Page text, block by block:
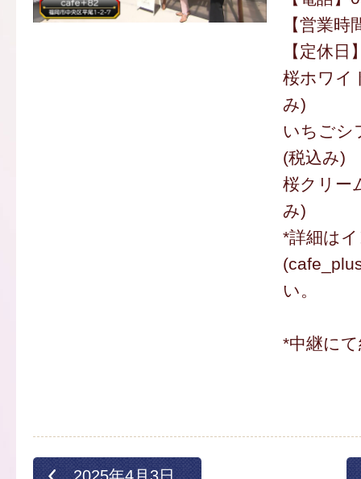
【営業
【定休日
桜ホワイ
み)
いちごシ
(税込み)
桜クリー
み)
*詳細は
い。
*中継に